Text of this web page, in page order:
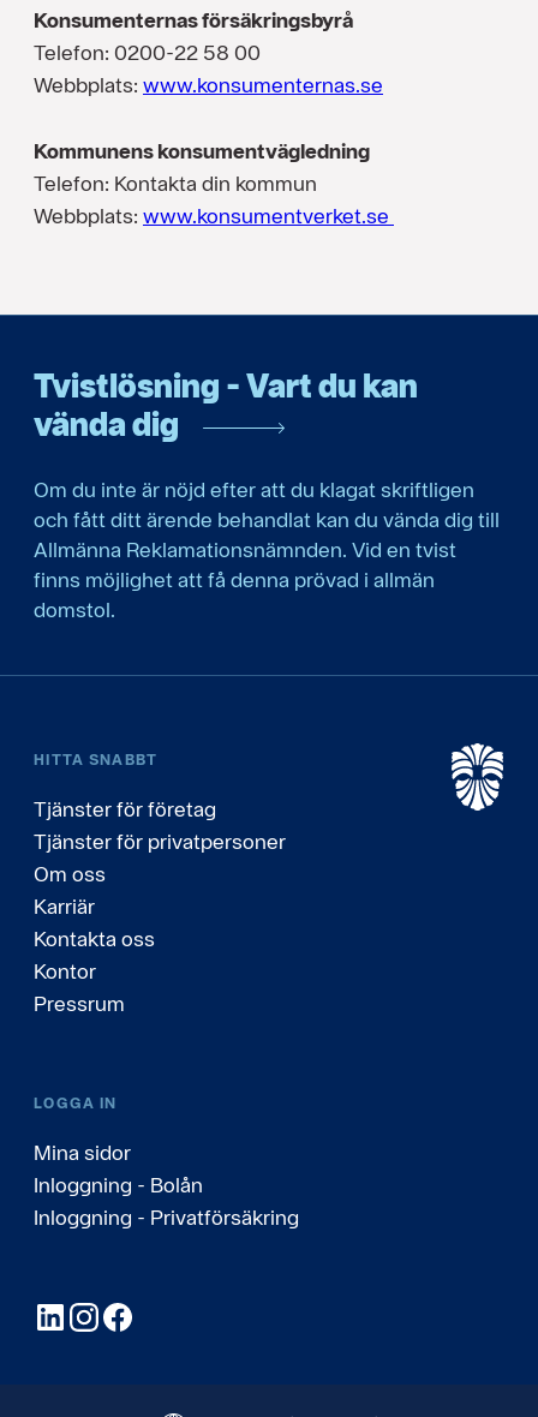
Konsumenternas försäkringsbyrå
Telefon: 0200-22 58 00
Webbplats: www.konsumenternas.se
Kommunens konsumentvägledning
Telefon: Kontakta din kommun
Webbplats: www.konsumentverket.se
Tvistlösning - Vart du kan
vända dig
Om du inte är nöjd efter att du klagat skriftligen
och fått ditt ärende behandlat kan du vända dig till
Allmänna Reklamationsnämnden. Vid en tvist
finns möjlighet att få denna prövad i allmän
domstol.
HITTA SNABBT
Tjänster för företag
Tjänster för privatpersoner
Om oss
Karriär
Kontakta oss
Kontor
Pressrum
LOGGA IN
Mina sidor
Inloggning - Bolån
Inloggning - Privatförsäkring
LinkedInInstagram